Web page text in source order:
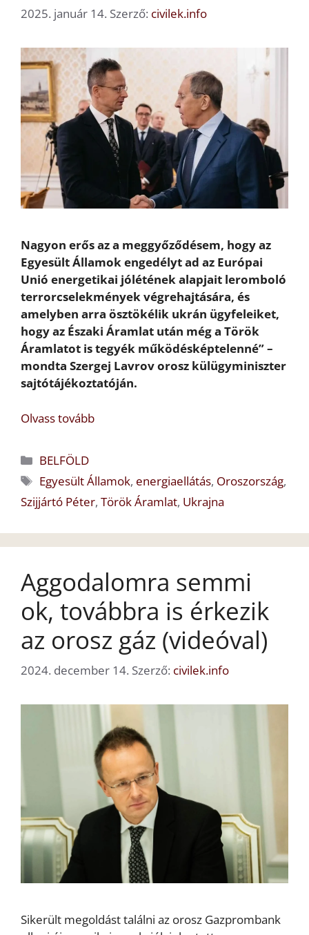
2025. január 14. Szerző: civilek.info
Nagyon erős az a meggyőződésem, hogy az
Egyesült Államok engedélyt ad az Európai
Unió energetikai jólétének alapjait leromboló
terrorcselekmények végrehajtására, és
amelyben arra ösztökélik ukrán ügyfeleiket,
hogy az Északi Áramlat után még a Török
Áramlatot is tegyék működésképtelenné” –
mondta Szergej Lavrov orosz külügyminiszter
sajtótájékoztatóján.
Olvass tovább
Kategória
BELFÖLD
Címkék
Egyesült Államok, energiaellátás, Oroszország,
Szijjártó Péter, Török Áramlat, Ukrajna
Aggodalomra semmi
ok, továbbra is érkezik
az orosz gáz (videóval)
2024. december 14. Szerző: civilek.info
Sikerült megoldást találni az orosz Gazprombank